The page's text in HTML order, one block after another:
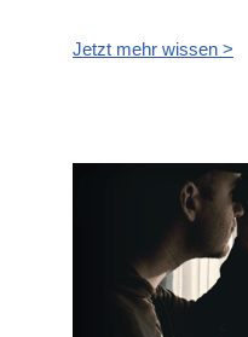
Jetzt mehr wissen >